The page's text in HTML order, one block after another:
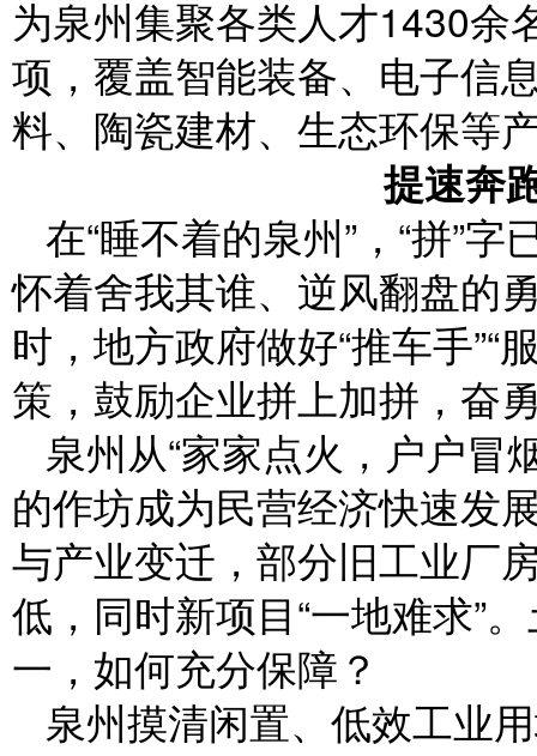
为泉州集聚各类人才1430余
项，覆盖智能装备、电子信
料、陶瓷建材、生态环保等
提速奔
在“睡不着的泉州”，“拼”
怀着舍我其谁、逆风翻盘的
时，地方政府做好“推车手”“
策，鼓励企业拼上加拼，奋
泉州从“家家点火，户户冒
的作坊成为民营经济快速发
与产业变迁，部分旧工业厂
低，同时新项目“一地难求”
一，如何充分保障？
泉州摸清闲置、低效工业